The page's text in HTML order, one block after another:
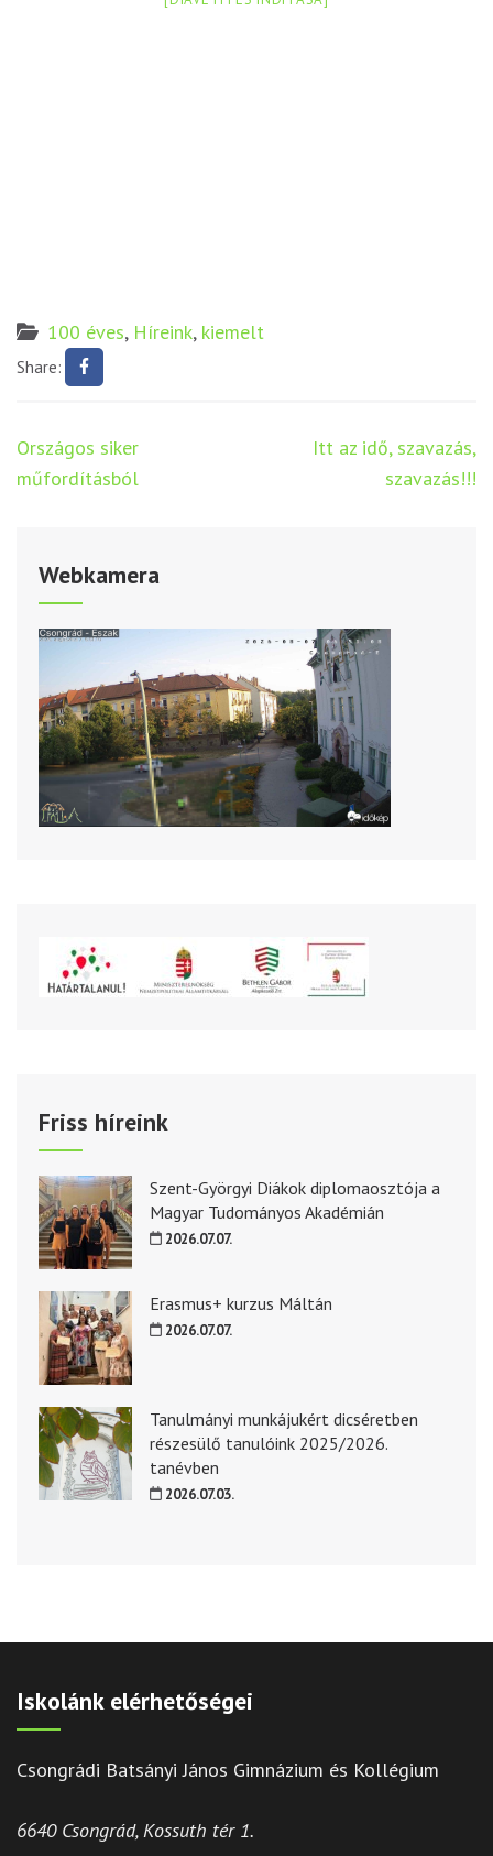
100 éves, Híreink, kiemelt
Share:
Bejegyzés
navigáció
Országos siker
műfordításból
Itt az idő, szavazás,
szavazás!!!
Webkamera
Friss híreink
Szent-Györgyi Diákok diplomaosztója a
Magyar Tudományos Akadémián
2026.07.07.
Erasmus+ kurzus Máltán
2026.07.07.
Tanulmányi munkájukért dicséretben
részesülő tanulóink 2025/2026.
tanévben
2026.07.03.
Iskolánk elérhetőségei
Csongrádi Batsányi János Gimnázium és Kollégium
6640 Csongrád, Kossuth tér 1.